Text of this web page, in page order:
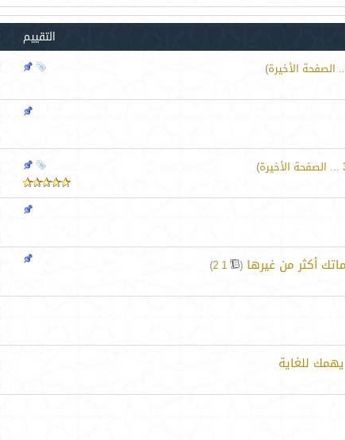
التقييم
الصفحة الأخيرة)
... الصفحة الأخيرة)
أكثر من غيرها (
1
2
)
للغاية